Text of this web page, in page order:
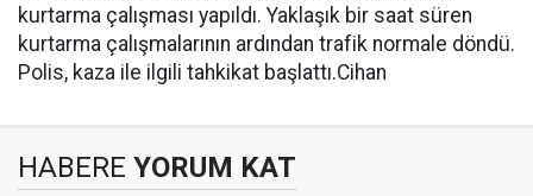
kurtarma çalışması yapıldı. Yaklaşık bir saat süren
kurtarma çalışmalarının ardından trafik normale döndü.
Polis, kaza ile ilgili tahkikat başlattı.Cihan
HABERE YORUM KAT